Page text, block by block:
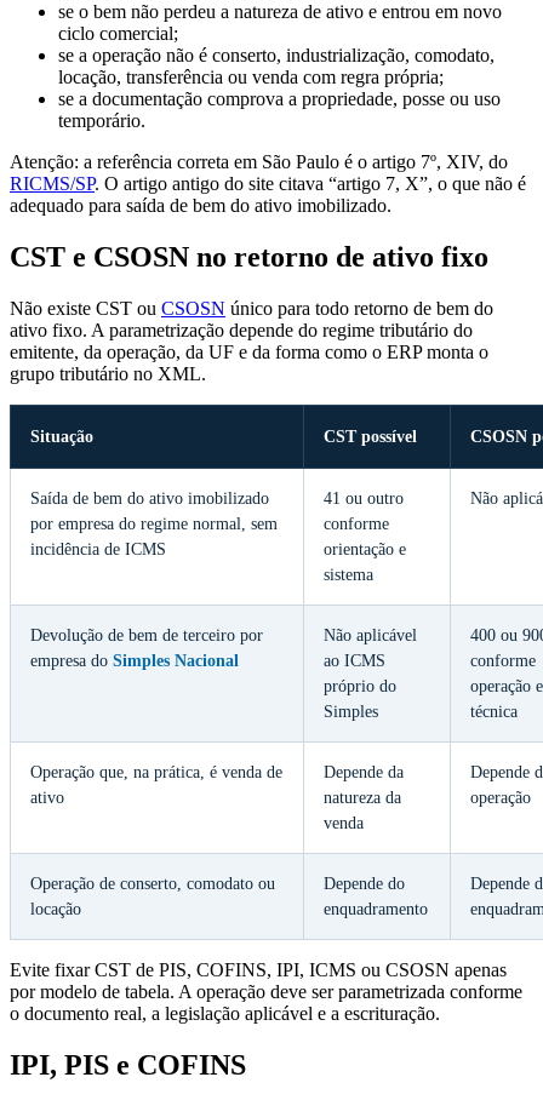
se o bem não perdeu a natureza de ativo e entrou em novo
ciclo comercial;
se a operação não é conserto, industrialização, comodato,
locação, transferência ou venda com regra própria;
se a documentação comprova a propriedade, posse ou uso
temporário.
Atenção: a referência correta em São Paulo é o artigo 7º, XIV, do
RICMS/SP. O artigo antigo do site citava “artigo 7, X”, o que não é
adequado para saída de bem do ativo imobilizado.
CST e CSOSN no retorno de ativo fixo
Não existe CST ou CSOSN único para todo retorno de bem do
ativo fixo. A parametrização depende do regime tributário do
emitente, da operação, da UF e da forma como o ERP monta o
grupo tributário no XML.
Situação CST possível CSOSN
Saída de bem do ativo imobilizado
por empresa do regime normal, sem
incidência de ICMS
41 ou outro
conforme
orientação e
sistema
Não
Devolução de bem de terceiro por
empresa do Simples Nacional
Não aplicável
ao ICMS
próprio do
Simples
400 ou
conforme
operação
técnica
Operação que, na prática, é venda de
ativo
Depende da
natureza da
venda
Depende
operação
Operação de conserto, comodato ou
locação
Depende do
enquadramento
Depende
Evite fixar CST de PIS, COFINS, IPI, ICMS ou CSOSN apenas
por modelo de tabela. A operação deve ser parametrizada conforme
o documento real, a legislação aplicável e a escrituração.
IPI, PIS e COFINS